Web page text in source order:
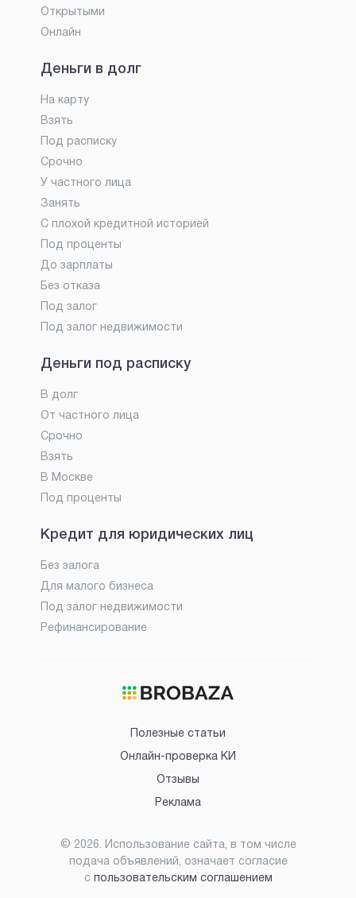
Открытыми
Онлайн
Деньги в долг
На карту
Взять
Под расписку
Срочно
У частного лица
Занять
С плохой кредитной историей
Под проценты
До зарплаты
Без отказа
Под залог
Под залог недвижимости
Деньги под расписку
В долг
От частного лица
Срочно
Взять
В Москве
Под проценты
Кредит для юридических лиц
Без залога
Для малого бизнеса
Под залог недвижимости
Рефинансирование
Полезные статьи
Онлайн-проверка КИ
Отзывы
Реклама
© 2026. Использование сайта, в том числе
подача объявлений, означает согласие
с пользовательским соглашением